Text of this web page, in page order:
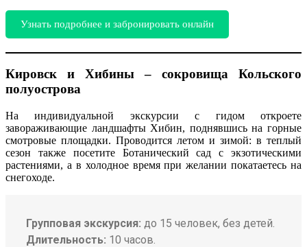
Узнать подробнее и забронировать онлайн
Кировск и Хибины – сокровища Кольского
полуострова
На индивидуальной экскурсии с гидом откроете
завораживающие ландшафты Хибин, поднявшись на горные
смотровые площадки. Проводится летом и зимой: в теплый
сезон также посетите Ботанический сад с экзотическими
растениями, а в холодное время при желании покатаетесь на
снегоходе.
Групповая экскурсия: до 15 человек, без детей.
Длительность: 10 часов.